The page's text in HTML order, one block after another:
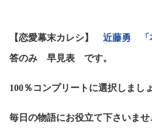
【恋愛幕末カレシ】 近藤勇 「
答のみ 早見表 です。
100％コンプリートに選択しまし
毎日の物語にお役立て下さいませ